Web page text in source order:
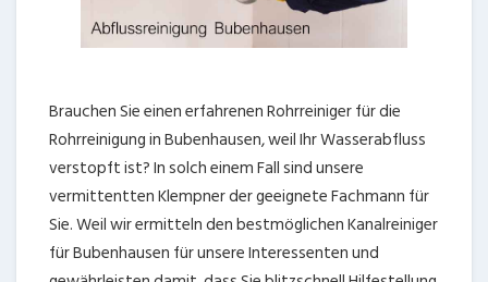
Brauchen Sie einen erfahrenen Rohrreiniger für die
Rohrreinigung in Bubenhausen, weil Ihr Wasserabfluss
verstopft ist? In solch einem Fall sind unsere
vermittentten Klempner der geeignete Fachmann für
Sie. Weil wir ermitteln den bestmöglichen Kanalreiniger
für Bubenhausen für unsere Interessenten und